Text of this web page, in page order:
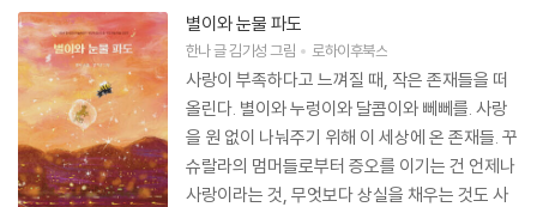
몰하느라 자신을 장악하고 있던 감정을 잠시 잊는
다. 닫혀 있던 방문을 열고 나와 움직이기 시작한
다. 작은곰의 도둑질을 돕기 위해 도토리묵을 배
달하고, 쑥떡을 만들어 주기 위해 직접 마당에 나
가 쑥을 캐고 반죽을 한다. (중략) 나는 은호의 웃
는 얼굴을 쉽게 떠올릴 수 있었다. 작은곰을 귀찮
아할 수는 있어도 직은곰의 말썽을 가만두지 못하
별이와 눈물 파도
한나글김기성그림 로하이후북스
사랑이 부족하다고 느껴질 때, 작은 존재들을 떠
올린다. 별이와 누렁이와 달콤이와 뻬뻬를. 사랑
을 원 없이 나눠주기 위해 이 세상에 온 존재들. 꾸
슈랄라의 멈머들로부터 증오를 이기는 건 언제나
사랑이라는 것, 무엇보다 상실을 채우는 것도 사